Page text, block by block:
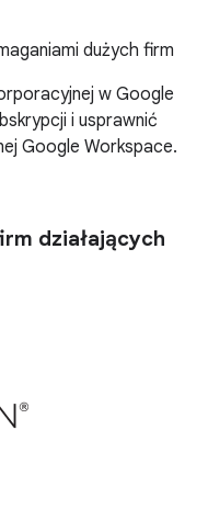
dużych firm
w Google
i usprawnić
Google Workspace.
działających